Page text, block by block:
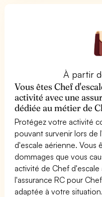
À partir
Vous êtes Chef
activité avec une
dédiée au métier de
Protégez votre activité
pouvant survenir lors de
d'escale aérienne. Vous
dommages que vous
activité de Chef
l'assurance RC pour
adaptée à votre situation.